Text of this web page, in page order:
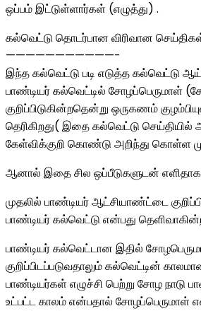
ஒப்பம் இட்டுள்ளார்கள் (எழுத்து) .
கல்வெட்டு தொடர்பான விரிவான
———————————-
இந்த கல்வெட்டு படி எடுத்த கல்வெட்டு
பாண்டியர் கல்வெட்டில் சோழப்பெருமாள்
குறிப்பிடுகின்றதென்று ஒருகணம்
தெரிகிறது( இதை கல்வெட்டு
கேள்விக்குறி கொண்டு அறிந்து கொள்ள
ஆனால் இதை சில ஒப்பீடுகளுடன் எளிதாக
முதலில் பாண்டியர் ஆட்சியாண்ட்டை
பாண்டியர் கல்வெட்டு என்பது
பாண்டியர் கல்வெட்டான இதில்
குறிப்பிடப்படுவதாலும் கல்வெட்டின்
பாண்டியர்கள் எழுச்சி பெற்று சோழ நாடு
உட்பட்ட காலம் என்பதால் சோழப்பெருமாள்